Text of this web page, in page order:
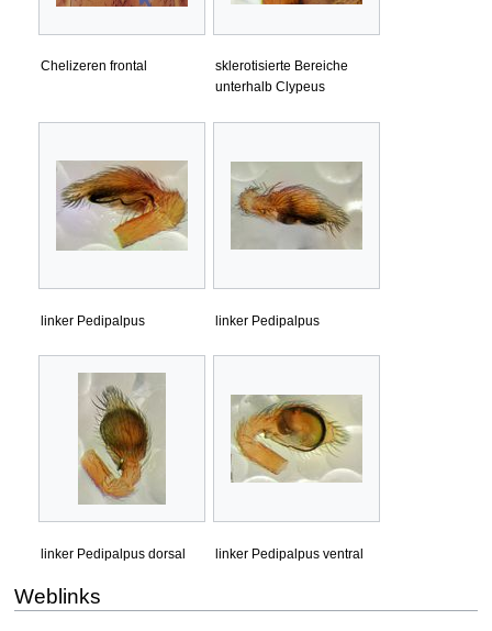
Chelizeren frontal
sklerotisierte Bereiche
unterhalb Clypeus
linker Pedipalpus linker Pedipalpus
linker Pedipalpus dorsal linker Pedipalpus ventral
Weblinks